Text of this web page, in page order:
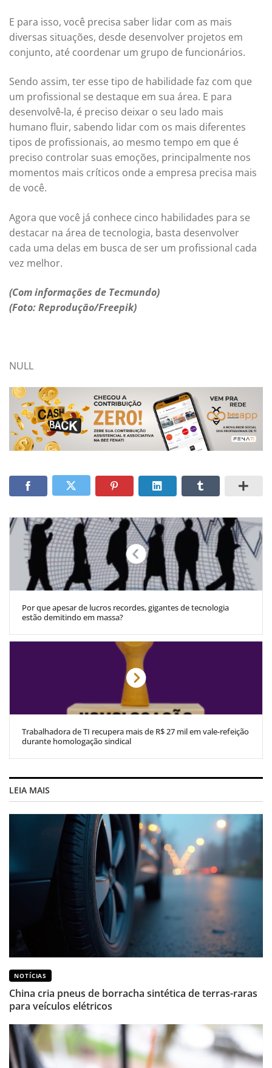
E para isso, você precisa saber lidar com as mais
diversas situações, desde desenvolver projetos em
conjunto, até coordenar um grupo de funcionários.
Sendo assim, ter esse tipo de habilidade faz com que
um profissional se destaque em sua área. E para
desenvolvê-la, é preciso deixar o seu lado mais
humano fluir, sabendo lidar com os mais diferentes
tipos de profissionais, ao mesmo tempo em que é
preciso controlar suas emoções, principalmente nos
momentos mais críticos onde a empresa precisa mais
de você.
Agora que você já conhece cinco habilidades para se
destacar na área de tecnologia, basta desenvolver
cada uma delas em busca de ser um profissional cada
vez melhor.
(Com informações de Tecmundo)
(Foto: Reprodução/Freepik)
NULL
Por que apesar de lucros recordes, gigantes de tecnologia
estão demitindo em massa?
Trabalhadora de TI recupera mais de R$ 27 mil em vale-refeição
durante homologação sindical
LEIA MAIS
NOTÍCIAS
China cria pneus de borracha sintética de terras-raras
para veículos elétricos